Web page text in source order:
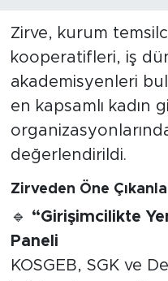
Zirve, kurum
kooperatifleri, iş
akademisyenleri
en kapsamlı kadın
değerlendirildi.
Zirveden Öne
🔹 “Girişimcilikte
Paneli
KOSGEB, SGK ve